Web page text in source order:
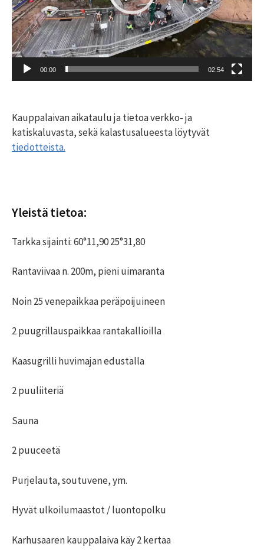
00:00 02:54
Kauppalaivan aikataulu ja tietoa verkko- ja
katiskaluvasta, sekä kalastusalueesta löytyvät
tiedotteista.
Yleistä tietoa:
Tarkka sijainti: 60°11,90 25°31,80
Rantaviivaa n. 200m, pieni uimaranta
Noin 25 venepaikkaa peräpoijuineen
2 puugrillauspaikkaa rantakallioilla
Kaasugrilli huvimajan edustalla
2 puuliiteriä
Sauna
2 puuceetä
Purjelauta, soutuvene, ym.
Hyvät ulkoilumaastot / luontopolku
Karhusaaren kauppalaiva käy 2 kertaa